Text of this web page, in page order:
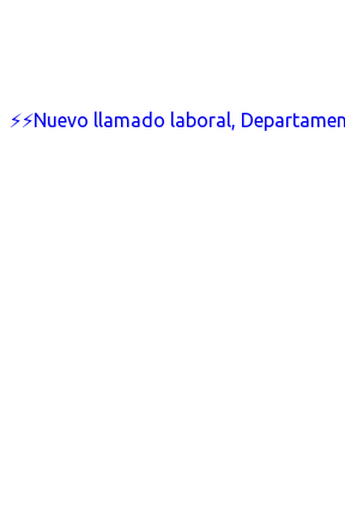
⚡⚡Nuevo llamado laboral,